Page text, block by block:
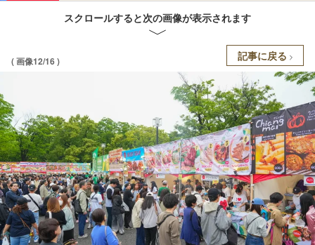
スクロールすると次の画像が表示されます
( 画像12/16 ) 記事に戻る